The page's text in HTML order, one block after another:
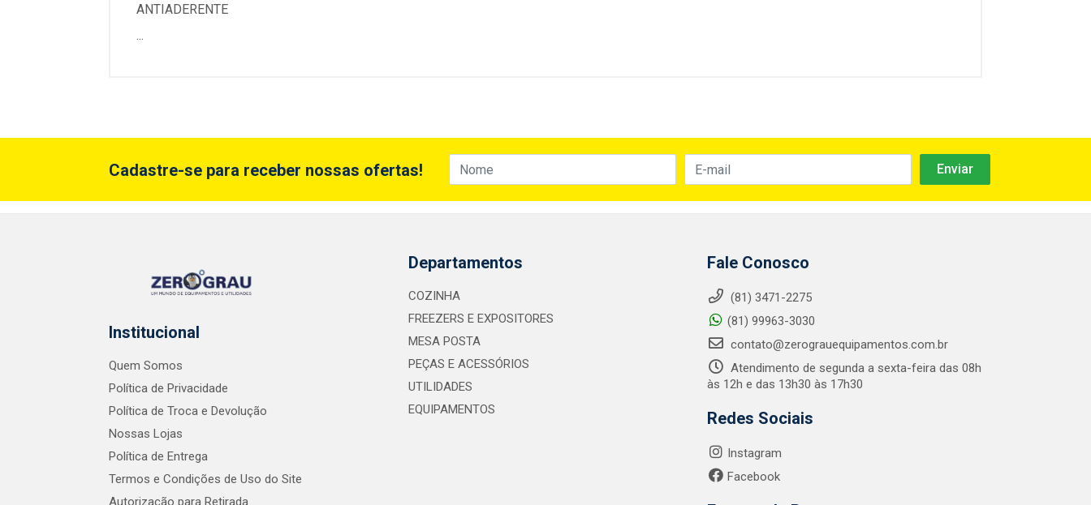
ANTIADERENTE
...
Cadastre-se para receber nossas ofertas!
Institucional
Quem Somos
Política de Privacidade
Política de Troca e Devolução
Nossas Lojas
Política de Entrega
Termos e Condições de Uso do Site
Autorização para Retirada
Departamentos
COZINHA
FREEZERS E EXPOSITORES
MESA POSTA
PEÇAS E ACESSÓRIOS
UTILIDADES
EQUIPAMENTOS
Fale Conosco
(81) 3471-2275
(81) 99963-3030
contato@zerograuequipamentos.com.br
Atendimento de segunda a sexta-feira das 08h
às 12h e das 13h30 às 17h30
Redes Sociais
Instagram
Facebook